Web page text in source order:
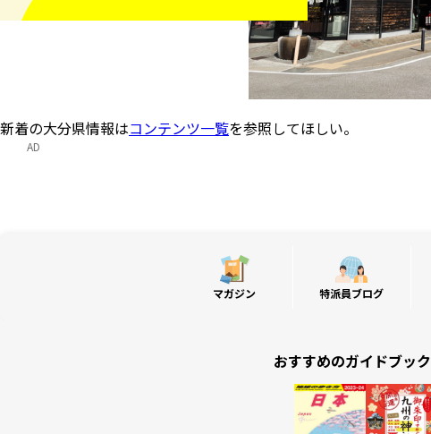
新着の大分県情報はコンテンツ一覧を参照してほしい。
AD
マガジン 特派員ブログ
おすすめのガイドブック